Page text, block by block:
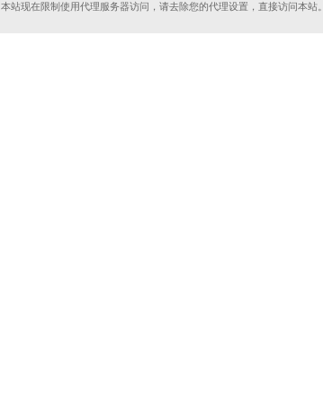
本站现在限制使用代理服务器访问，请去除您的代理设置，直接访问本站。